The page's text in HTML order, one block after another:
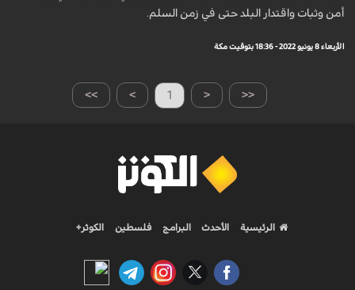
أمن وثبات واقتدار البلد حتى في زمن السلم.
الأربعاء 8 يونيو 2022 - 18:36 بتوقيت مكة
>> > 1 < <<
الرئيسية الأحدث البرامج فلسطين الكوثر+